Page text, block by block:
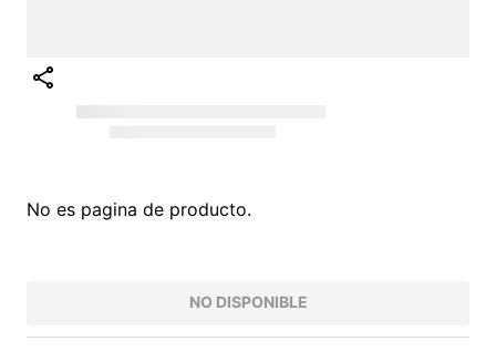
No es pagina de producto.
NO DISPONIBLE